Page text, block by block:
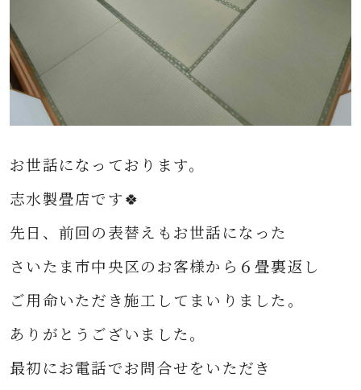
お世話になっております。
志水製畳店です🍀
先日、前回の表替えもお世話になった
さいたま市中央区のお客様から６畳裏返し
ご用命いただき施工してまいりました。
ありがとうございました。
最初にお電話でお問合せをいただき